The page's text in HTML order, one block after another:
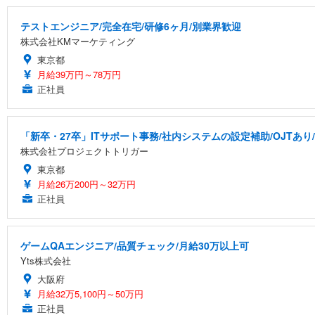
テストエンジニア/完全在宅/研修6ヶ月/別業界歓迎
株式会社KMマーケティング
東京都
月給39万円～78万円
正社員
「新卒・27卒」ITサポート事務/社内システムの設定補助/OJTあ
株式会社プロジェクトトリガー
東京都
月給26万200円～32万円
正社員
ゲームQAエンジニア/品質チェック/月給30万以上可
Yts株式会社
大阪府
月給32万5,100円～50万円
正社員